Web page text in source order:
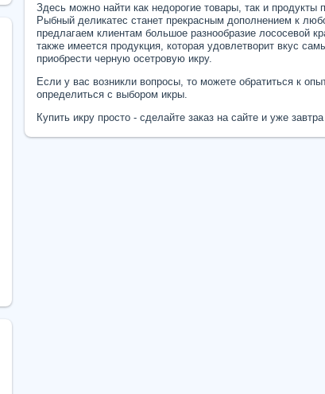
Здесь можно найти как недорогие товары, так и продукты
Рыбный деликатес станет прекрасным дополнением к
предлагаем клиентам большое разнообразие лососевой
также имеется продукция, которая удовлетворит вкус
приобрести черную осетровую икру.
Если у вас возникли вопросы, то можете обратиться к
определиться с выбором икры.
Купить икру просто - сделайте заказ на сайте и уже